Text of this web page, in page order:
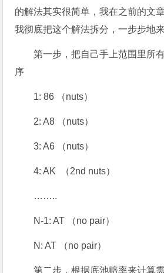
的解法其实很简单，我在之前的文
我彻底把这个解法拆分，一步步地来
第一步，把自己手上范围里所
序
1: 86 （nuts）
2: A8 （nuts）
3: A6 （nuts）
4: AK （2nd nuts）
……..
N-1: AT （no pair）
N: AT （no pair）
第二步，根据底池赔率来计算